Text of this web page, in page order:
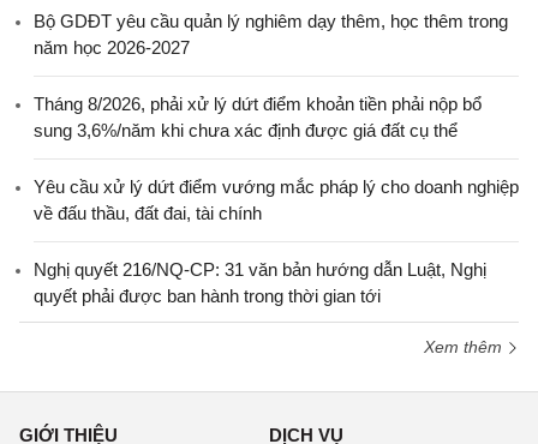
Bộ GDĐT yêu cầu quản lý nghiêm dạy thêm, học thêm trong
năm học 2026-2027
Tháng 8/2026, phải xử lý dứt điểm khoản tiền phải nộp bổ
sung 3,6%/năm khi chưa xác định được giá đất cụ thể
Yêu cầu xử lý dứt điểm vướng mắc pháp lý cho doanh nghiệp
về đấu thầu, đất đai, tài chính
Nghị quyết 216/NQ-CP: 31 văn bản hướng dẫn Luật, Nghị
quyết phải được ban hành trong thời gian tới
Xem thêm
GIỚI THIỆU DỊCH VỤ